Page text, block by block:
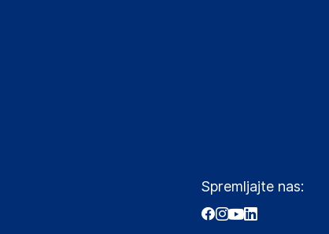
Spremljajte nas: